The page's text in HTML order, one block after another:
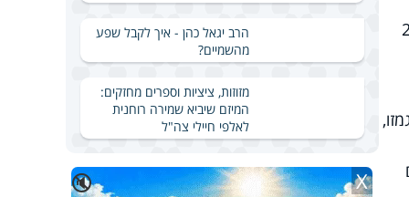
עילית, 275
הרב יגאל כהן - איך לקבל שפע
מהשמיים?
מזוזות, ציציות וספרים מחזקים:
המיזם שיביא שמירה רוחנית
לאלפי חיילי צה"ל
🔇 X